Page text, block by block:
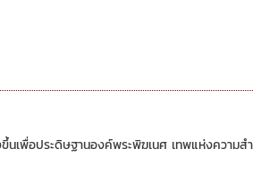
เพื่อประดิษฐานองค์พระพิฆเนศ เทพแห่งความ